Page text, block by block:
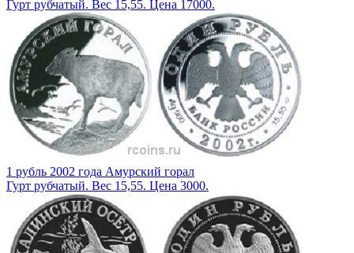
Гурт рубчатый. Вес 15,55. Цена 17000.
1 рубль 2002 года Амурский горал
Гурт рубчатый. Вес 15,55. Цена 3000.